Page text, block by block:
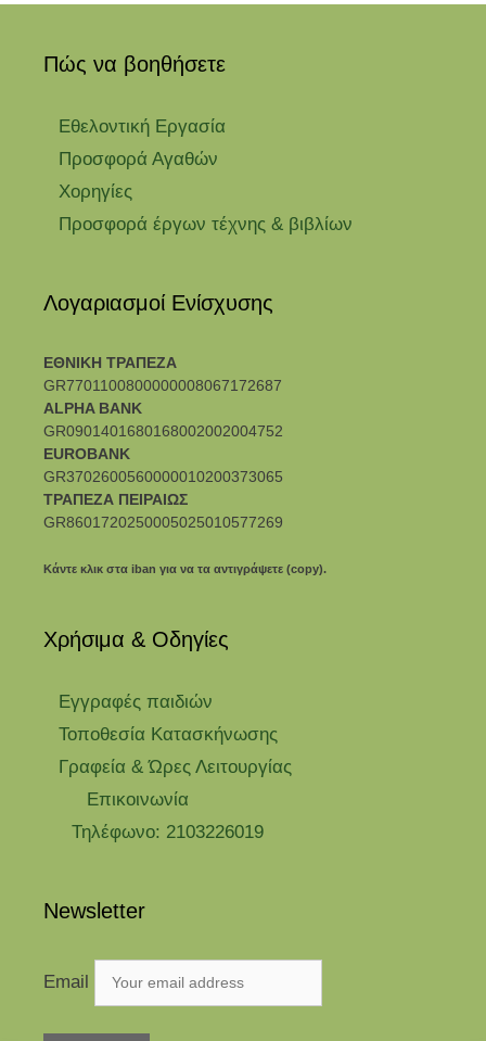
Πώς να βοηθήσετε
Εθελοντική Εργασία
Προσφορά Αγαθών
Χορηγίες
Προσφορά έργων τέχνης & βιβλίων
Λογαριασμοί Ενίσχυσης
ΕΘΝΙΚΗ ΤΡΑΠΕΖΑ
GR7701100800000008067172687
ALPHA BANK
GR0901401680168002002004752
EUROBANK
GR3702600560000010200373065
ΤΡΑΠΕΖΑ ΠΕΙΡΑΙΩΣ
GR8601720250005025010577269
Κάντε κλικ στα iban για να τα αντιγράψετε (copy).
Χρήσιμα & Οδηγίες
Eγγραφές παιδιών
Τοποθεσία Κατασκήνωσης
Γραφεία & Ώρες Λειτουργίας
Επικοινωνία
Τηλέφωνο: 2103226019
Newsletter
Email